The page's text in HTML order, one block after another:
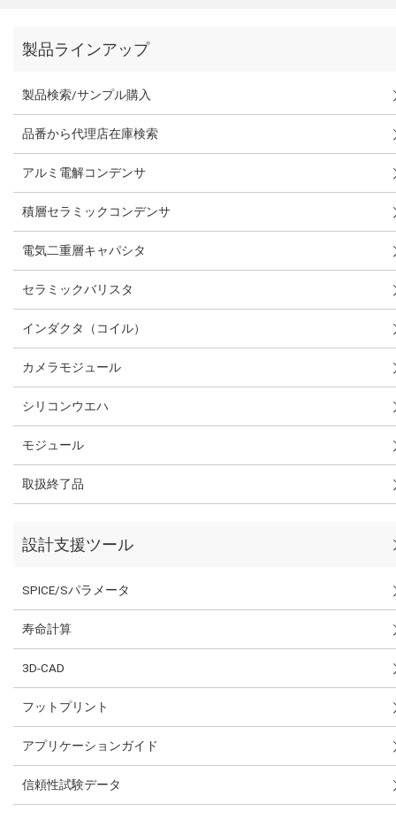
製品ラインアップ
製品検索/サンプル購入
品番から代理店在庫検索
アルミ電解コンデンサ
積層セラミックコンデンサ
電気二重層キャパシタ
セラミックバリスタ
インダクタ（コイル）
カメラモジュール
シリコンウエハ
モジュール
取扱終了品
設計支援ツール
SPICE/Sパラメータ
寿命計算
3D-CAD
フットプリント
アプリケーションガイド
信頼性試験データ